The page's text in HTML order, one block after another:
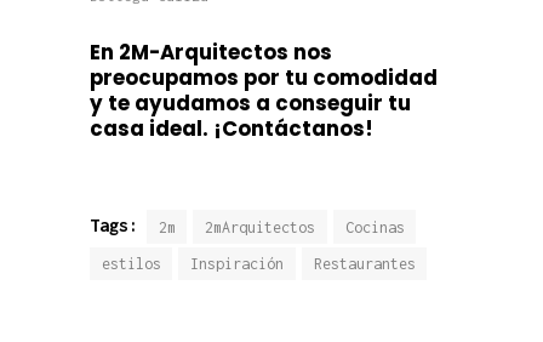
En 2M-Arquitectos nos
preocupamos por tu comodidad
y te ayudamos a conseguir tu
casa ideal. ¡Contáctanos!
Tags: 2m 2mArquitectos Cocinas
estilos Inspiración Restaurantes